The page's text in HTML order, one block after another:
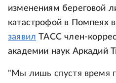
изменениям береговой
катастрофой в Помпеях
заявил ТАСС член-
академии наук Аркадий
"Мы лишь спустя время